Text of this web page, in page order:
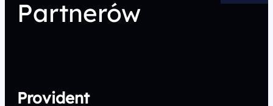
Partnerów
Provident